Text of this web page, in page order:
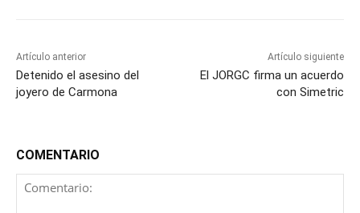
Artículo anterior
Detenido el asesino del
joyero de Carmona
Artículo siguiente
El JORGC firma un acuerdo
con Simetric
COMENTARIO